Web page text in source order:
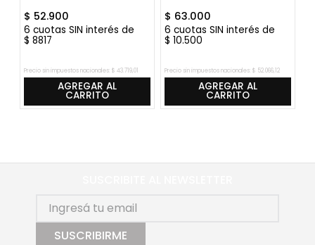
$ 52.900
6 cuotas SIN interés de
$ 8817
Precio sin impuestos nacionales: $ 43.719,01
AGREGAR AL
CARRITO
$ 63.000
6 cuotas SIN interés de
$ 10.500
Precio sin impuestos nacionales: $ 52.066,12
AGREGAR AL
CARRITO
SUSCRIBIRME